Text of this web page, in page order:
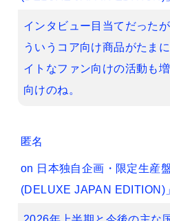
インタビュー目当てだった
ういうコア向け商品がたま
イトなファン向けの活動も
向けのね。
匿名
on 日本独自企画・限定生産
(DELUXE JAPAN EDITION)